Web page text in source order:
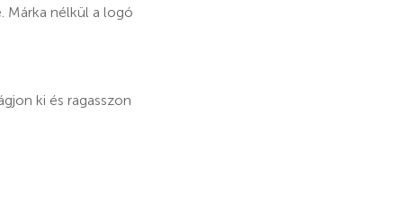
Márka nélkül a logó
ki és ragasszon